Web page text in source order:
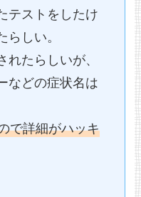
テストをしたけ
らしい。
たらしいが、
などの症状名は
で詳細がハッキ